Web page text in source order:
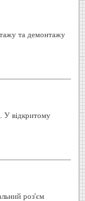
та демонтажу
У відкритому
роз'єм